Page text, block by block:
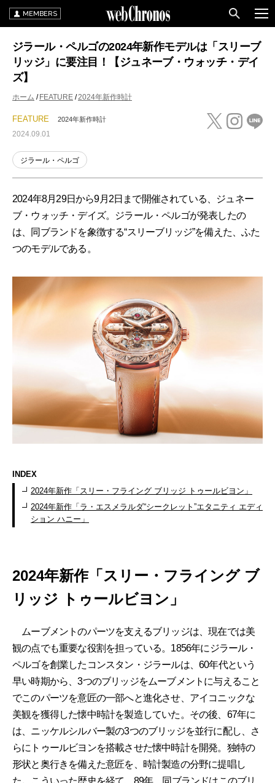
MEMBERS
ジラール・ペルゴの2024年新作モデルは「スリーブ
リッジ」に要注目！【ジュネーブ・ウォッチ・デイ
ズ】
ホーム FEATURE 2024年新作時計
FEATURE 2024年新作時計
2024.09.01
ジラール・ペルゴ
2024年8月29日から9月2日まで開催されている、ジュネー
ブ・ウォッチ・デイズ。ジラール・ペルゴが発表したの
は、同ブランドを象徴する“スリーブリッジ”を備えた、ふた
つのモデルである。
INDEX
2024年新作「スリー・フライング ブリッジ トゥールビヨン」
2024年新作「ラ・エスメラルダ“シークレット”エタニティ エディ
ション ハニー」
2024年新作「スリー・フライング ブ
リッジ トゥールビヨン」
ムーブメントのパーツを支えるブリッジは、現在では美
観の点でも重要な役割を担っている。1856年にジラール・
ペルゴを創業したコンスタン・ジラールは、60年代という
早い時期から、3つのブリッジをムーブメントに与えること
でこのパーツを意匠の一部へと進化させ、アイコニックな
美観を獲得した懐中時計を製造していた。その後、67年に
は、ニッケルシルバー製の3つのブリッジを並行に配し、さ
らにトゥールビヨンを搭載させた懐中時計を開発。独特の
形状と奥行きを備えた意匠を、時計製造の分野に提唱し
た。こういった歴史を経て、89年、同ブランドはこのブリ